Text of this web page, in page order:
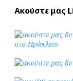
Ακούστε μας